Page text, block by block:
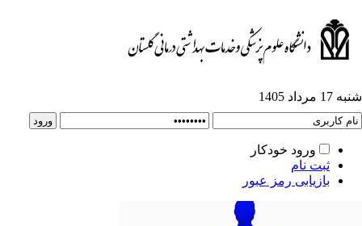
مرداد 1405
ورود خودکار
ثبت نام
بازیابی رمز عبور